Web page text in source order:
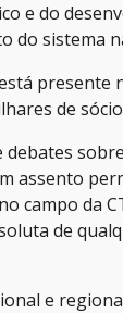
e do
do sistema
de
debates
assento
campo da
de
e